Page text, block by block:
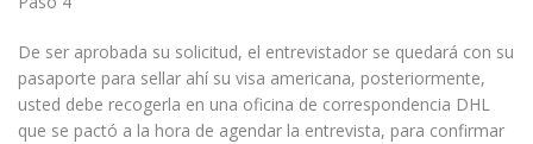
De ser aprobada su solicitud, el entrevistador se quedará con su
pasaporte para sellar ahí su visa americana, posteriormente,
usted debe recogerla en una oficina de correspondencia DHL
que se pactó a la hora de agendar la entrevista, para confirmar